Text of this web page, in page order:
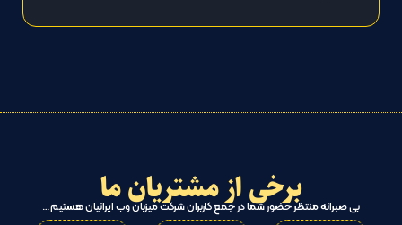
برخی از مشتریان ما
بی صبرانه منتظر حضور شما در جمع کاربران شرکت میزبان وب ایرانیان هستیم…